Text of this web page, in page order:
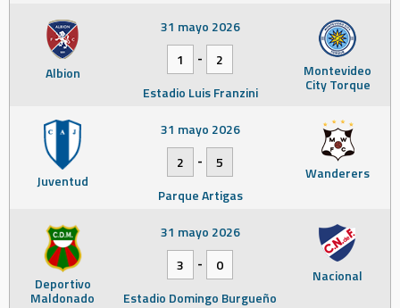
Albion Montevideo
City Torque
31 mayo 2026
1
-
2
Estadio Luis Franzini
Juventud Wanderers
31 mayo 2026
2
-
5
Parque Artigas
Deportivo
Maldonado
Nacional
31 mayo 2026
3
-
0
Estadio Domingo Burgueño